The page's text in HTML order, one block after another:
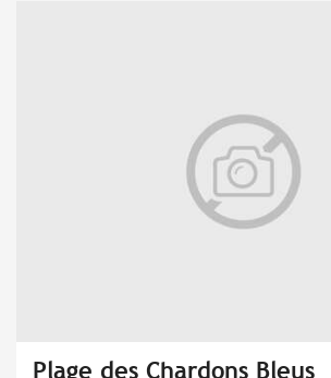
Plage des Chardons Bleus